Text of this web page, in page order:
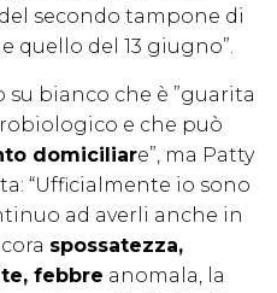
secondo tampone di
quello del 13 giugno”.
bianco che è ”guarita
e che può
domiciliare”, ma Patty
“Ufficialmente io sono
ad averli anche in
spossatezza,
febbre anomala, la